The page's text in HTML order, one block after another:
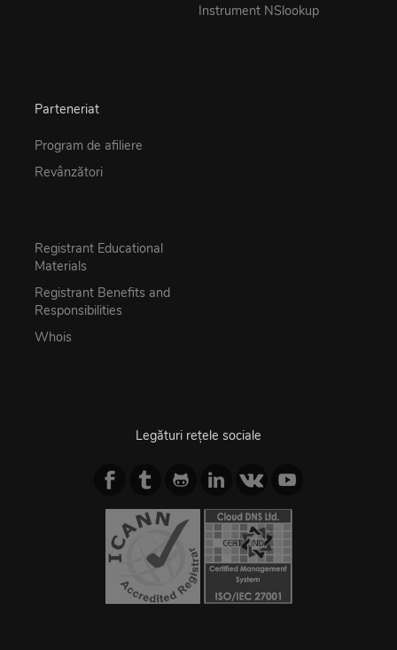
Instrument NSlookup
Parteneriat
Program de afiliere
Revânzători
Registrant Educational
Materials
Registrant Benefits and
Responsibilities
Whois
Legături rețele sociale